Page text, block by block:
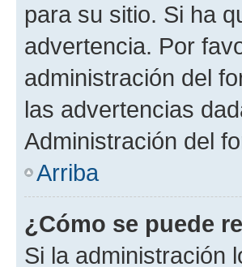
para su sitio. Si ha
advertencia. Por
administración del
las advertencias
Administración del
Arriba
¿Cómo se puede
Si la administración